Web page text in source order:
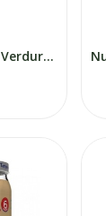
Nutribén Potitos Verduritas con Lenguado 235gr